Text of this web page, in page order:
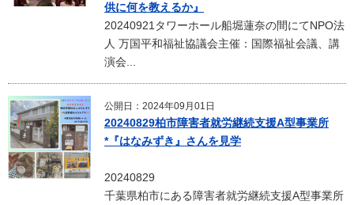
供に何を教えるか』
20240921タワーホール船堀蓮奈の間にてNPO法
人 万国平和福祉協議会主催：国際福祉会議、講
演会...
公開日：2024年09月01日
20240829柏市障害者就労継続支援A型事業所
*『はなみずき』さんを見学
20240829
千葉県柏市にある障害者就労継続支援A型事業所